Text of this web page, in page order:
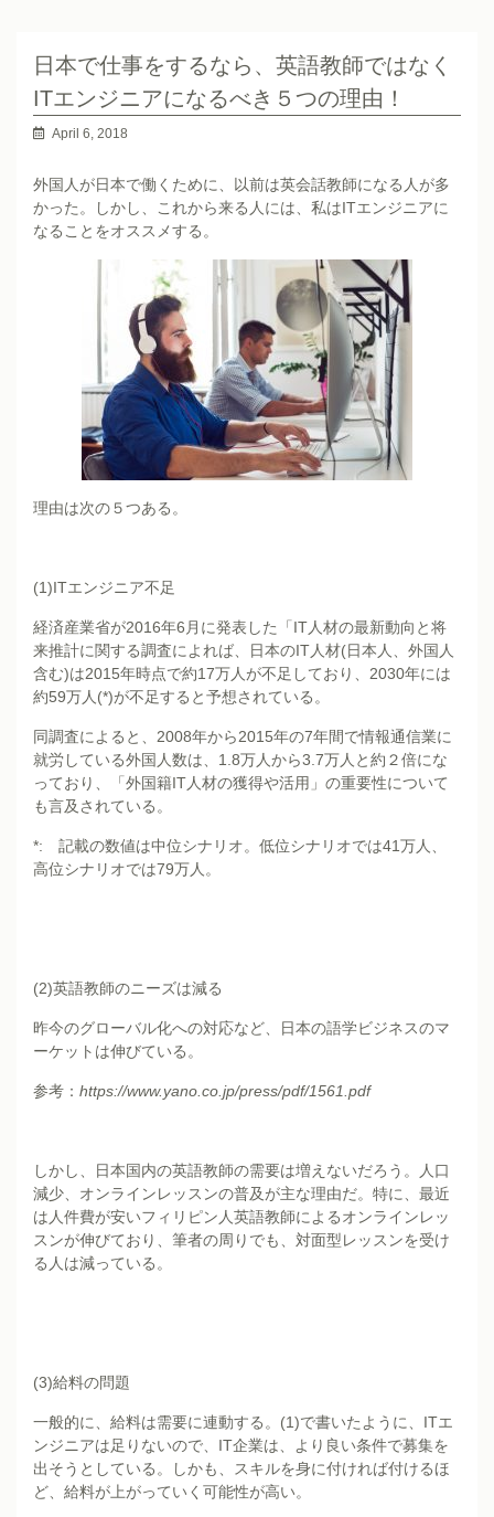
日本で仕事をするなら、英語教師ではなく
ITエンジニアになるべき５つの理由！
April 6, 2018
外国人が日本で働くために、以前は英会話教師になる人が多
かった。しかし、これから来る人には、私はITエンジニアに
なることをオススメする。
理由は次の５つある。
(1)ITエンジニア不足
経済産業省が2016年6月に発表した「IT人材の最新動向と将
来推計に関する調査によれば、日本のIT人材(日本人、外国人
含む)は2015年時点で約17万人が不足しており、2030年には
約59万人(*)が不足すると予想されている。
同調査によると、2008年から2015年の7年間で情報通信業に
就労している外国人数は、1.8万人から3.7万人と約２倍にな
っており、「外国籍IT人材の獲得や活用」の重要性について
も言及されている。
*: 記載の数値は中位シナリオ。低位シナリオでは41万人、
高位シナリオでは79万人。
(2)英語教師のニーズは減る
昨今のグローバル化への対応など、日本の語学ビジネスのマ
ーケットは伸びている。
参考： https://www.yano.co.jp/press/pdf/1561.pdf
しかし、日本国内の英語教師の需要は増えないだろう。人口
減少、オンラインレッスンの普及が主な理由だ。特に、最近
は人件費が安いフィリピン人英語教師によるオンラインレッ
スンが伸びており、筆者の周りでも、対面型レッスンを受け
る人は減っている。
(3)給料の問題
一般的に、給料は需要に連動する。(1)で書いたように、ITエ
ンジニアは足りないので、IT企業は、より良い条件で募集を
出そうとしている。しかも、スキルを身に付ければ付けるほ
ど、給料が上がっていく可能性が高い。